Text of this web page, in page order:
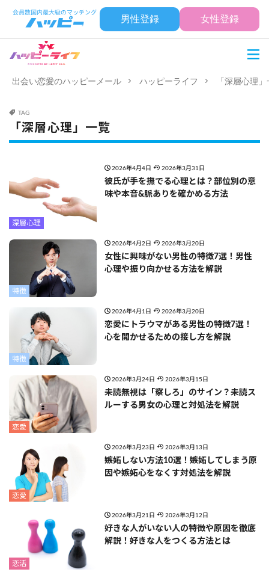
男性登録 女性登録
出会い恋愛のハッピーメール ハッピーライフ 「深層心理
TAG
「深層心理」一覧
深層心理
2026年4月4日 2026年3月31日
彼氏が手を撫でる心理とは？部位別の意
味や本音&脈ありを確かめる方法
特徴
2026年4月2日 2026年3月20日
女性に興味がない男性の特徴7選！男性
心理や振り向かせる方法を解説
特徴
2026年4月1日 2026年3月20日
恋愛にトラウマがある男性の特徴7選！
心を開かせるための接し方を解説
恋愛
2026年3月24日 2026年3月15日
未読無視は「察しろ」のサイン？未読ス
ルーする男女の心理と対処法を解説
恋愛
2026年3月23日 2026年3月13日
嫉妬しない方法10選！嫉妬してしまう原
因や嫉妬心をなくす対処法を解説
恋活
2026年3月21日 2026年3月12日
好きな人がいない人の特徴や原因を徹底
解説！好きな人をつくる方法とは